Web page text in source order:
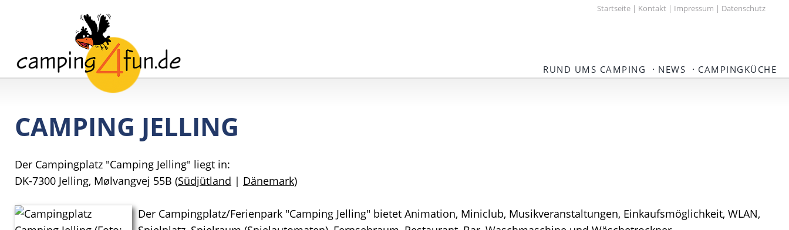
Startseite | Kontakt | Impressum | Datenschutz
CAMPINGKÜCHE
NEWS ·
RUND UMS CAMPING ·
CAMPING JELLING
Der Campingplatz "Camping Jelling" liegt in:
DK-7300 Jelling, Mølvangvej 55B (Südjütland | Dänemark)
Der Campingplatz/Ferienpark "Camping Jelling" bietet Animation, Miniclub, Musikveranstaltungen, Einkaufsmöglichkeit, WLAN,